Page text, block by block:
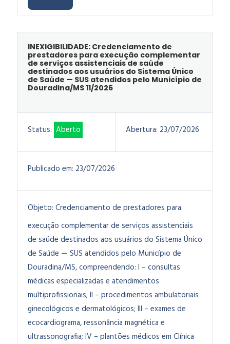
INEXIGIBILIDADE: Credenciamento de
prestadores para execução complementar
de serviços assistenciais de saúde
destinados aos usuários do Sistema Único
de Saúde — SUS atendidos pelo Município de
Douradina/MS 11/2026
Status: Aberto Abertura: 23/07/2026
Publicado em: 23/07/2026
Objeto: Credenciamento de prestadores para
execução complementar de serviços assistenciais
de saúde destinados aos usuários do Sistema Único
de Saúde — SUS atendidos pelo Município de
Douradina/MS, compreendendo: I – consultas
médicas especializadas e atendimentos
multiprofissionais; II – procedimentos ambulatoriais
ginecológicos e dermatológicos; III – exames de
ecocardiograma, ressonância magnética e
ultrassonografia; IV – plantões médicos em Clínica